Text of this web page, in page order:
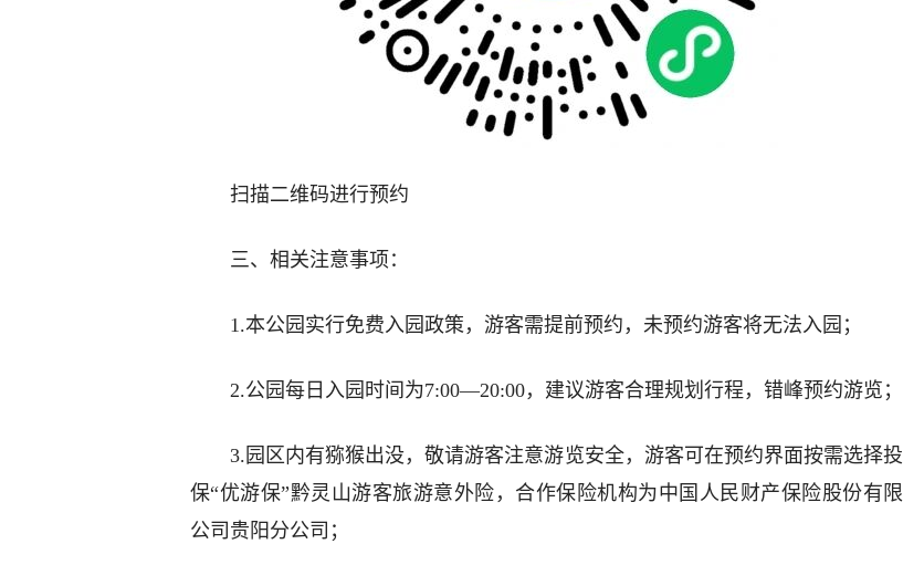
扫描二维码进行预约
三、相关注意事项：
1.本公园实行免费入园政策，游客需提前预约，未预约游客将无法入园；
2.公园每日入园时间为7:00—20:00，建议游客合理规划行程，错峰预约游览；
3.园区内有猕猴出没，敬请游客注意游览安全，游客可在预约界面按需选择投
保“优游保”黔灵山游客旅游意外险，合作保险机构为中国人民财产保险股份有限
公司贵阳分公司；